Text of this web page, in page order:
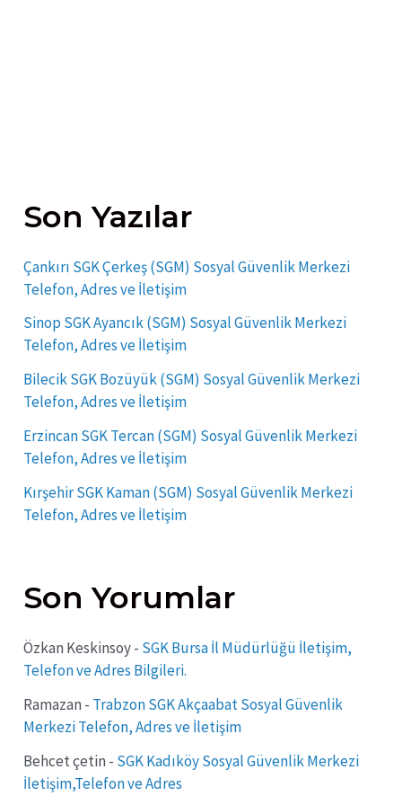
Son Yazılar
Çankırı SGK Çerkeş (SGM) Sosyal Güvenlik Merkezi
Telefon, Adres ve İletişim
Sinop SGK Ayancık (SGM) Sosyal Güvenlik Merkezi
Telefon, Adres ve İletişim
Bilecik SGK Bozüyük (SGM) Sosyal Güvenlik Merkezi
Telefon, Adres ve İletişim
Erzincan SGK Tercan (SGM) Sosyal Güvenlik Merkezi
Telefon, Adres ve İletişim
Kırşehir SGK Kaman (SGM) Sosyal Güvenlik Merkezi
Telefon, Adres ve İletişim
Son Yorumlar
Özkan Keskinsoy- SGK Bursa İl Müdürlüğü İletişim,
Telefon ve Adres Bilgileri.
Ramazan - Trabzon SGK Akçaabat Sosyal Güvenlik
Merkezi Telefon, Adres ve İletişim
Behcet çetin - SGK Kadıköy Sosyal Güvenlik Merkezi
İletişim,Telefon ve Adres